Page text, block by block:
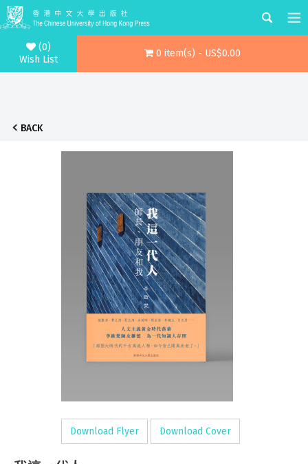
(0)
Wish List
0 item(s) - US$0.00
BACK
Download Flyer Download Cover